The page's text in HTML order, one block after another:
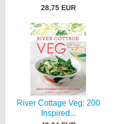
28,75 EUR
River Cottage Veg: 200
Inspired...